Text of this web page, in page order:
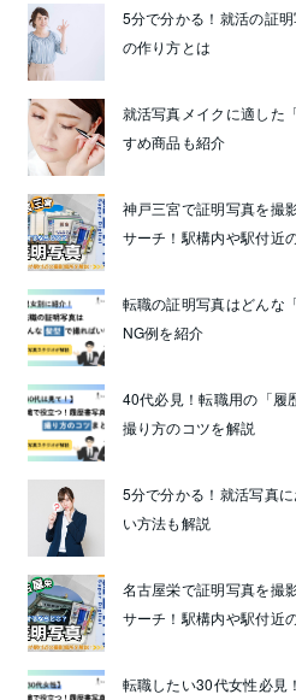
5分で分かる！就活の証
の作り方とは
就活写真メイクに適した
すめ商品も紹介
神戸三宮で証明写真を撮
サーチ！駅構内や駅付近
転職の証明写真はどんな
NG例を紹介
40代必見！転職用の「履
撮り方のコツを解説
5分で分かる！就活写真
い方法も解説
名古屋栄で証明写真を撮
サーチ！駅構内や駅付近
転職したい30代女性必見